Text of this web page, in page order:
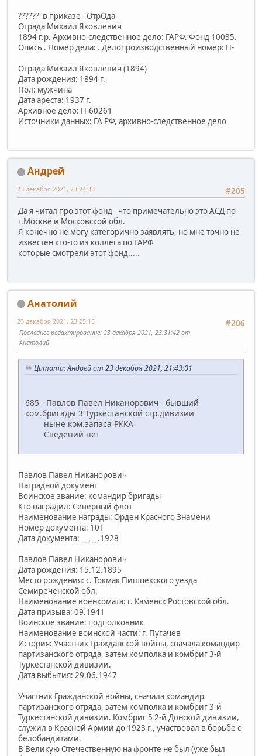
?????? в приказе - ОтрОда
Отрада Михаил Яковлевич
1894 г.р. Архивно-следственное дело: ГАРФ. Фонд 10035.
Опись . Номер дела: . Делопроизводственный номер: П-
Отрада Михаил Яковлевич (1894)
Дата рождения: 1894 г.
Пол: мужчина
Дата ареста: 1937 г.
Архивное дело: П-60261
Источники данных: ГА РФ, архивно-следственное дело
Андрей
#205
23 декабря 2021, 23:24:33
Да я читал про этот фонд - что примечательно это АСД по
г.Москве и Московской обл.
Я конечно не могу категорично заявлять, но мне точно не
известен кто-то из коллега по ГАРФ
которые смотрели этот фонд.....
Анатолий
#206
23 декабря 2021, 23:25:15
Последнее редактирование: 23 декабря 2021, 23:31:42 от
Анатолий
Цитата: Андрей от 23 декабря 2021, 21:43:01
685 - Павлов Павел Никанорович - бывший
ком.бригады 3 Туркестанской стр.дивизии
ныне ком.запаса РККА
Сведений нет
Павлов Павел Никанорович
Наградной документ
Воинское звание: командир бригады
Кто наградил: Северный флот
Наименование награды: Орден Красного Знамени
Номер документа: 101
Дата документа: __.__.1928
Павлов Павел Никанорович
Дата рождения: 15.12.1895
Место рождения: с. Токмак Пишпекского уезда
Семиреченской обл.
Наименование военкомата: г. Каменск Ростовской обл.
Дата призыва: 09.1941
Воинское звание: подполковник
Наименование воинской части: г. Пугачёв
История: Участник Гражданской войны, сначала командир
партизанского отряда, затем комполка и комбриг 3-й
Туркестанской дивизии.
Дата выбытия: 29.06.1947
Участник Гражданской войны, сначала командир
партизанского отряда, затем комполка и комбриг 3-й
Туркестанской дивизии. Комбриг 5 2-й Донской дивизии,
служил в Красной Армии до 1923 г., участвовал в борьбе с
белобандитами.
В Великую Отечественную на фронте не был (уже был